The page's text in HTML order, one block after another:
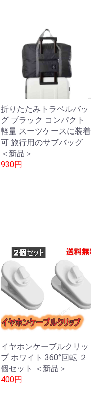
折りたたみトラベルバッ
グ ブラック コンパクト
軽量 スーツケースに装着
可 旅行用のサブバッグ
＜新品＞
930円
イヤホンケーブルクリッ
プ ホワイト 360°回転 ２
個セット ＜新品＞
400円